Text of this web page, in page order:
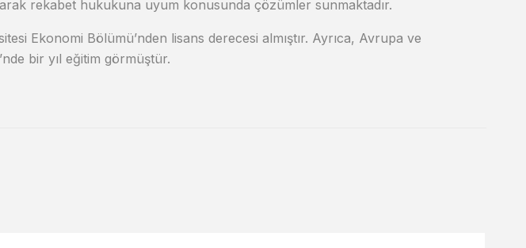
rekabet hukukuna uyum konusunda çözümler sunmaktadır.
Ekonomi Bölümü’nden lisans derecesi almıştır. Ayrıca, Avrupa ve
bir yıl eğitim görmüştür.